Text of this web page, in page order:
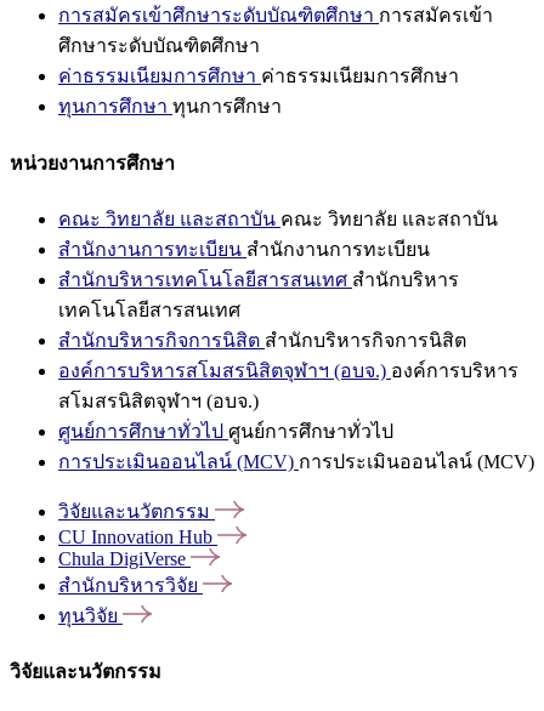
การสมัครเข้าศึกษาระดับบัณฑิตศึกษา การสมัครเข้า
ศึกษาระดับบัณฑิตศึกษา
ค่าธรรมเนียมการศึกษา ค่าธรรมเนียมการศึกษา
ทุนการศึกษา ทุนการศึกษา
หน่วยงานการศึกษา
คณะ วิทยาลัย และสถาบัน คณะ วิทยาลัย และสถาบัน
สำนักงานการทะเบียน สำนักงานการทะเบียน
สำนักบริหารเทคโนโลยีสารสนเทศ สำนักบริหาร
เทคโนโลยีสารสนเทศ
สำนักบริหารกิจการนิสิต สำนักบริหารกิจการนิสิต
องค์การบริหารสโมสรนิสิตจุฬาฯ (อบจ.) องค์การบริหาร
สโมสรนิสิตจุฬาฯ (อบจ.)
ศูนย์การศึกษาทั่วไป ศูนย์การศึกษาทั่วไป
การประเมินออนไลน์ (MCV) การประเมินออนไลน์ (MCV)
วิจัยและนวัตกรรม
CU Innovation Hub
Chula DigiVerse
สำนักบริหารวิจัย
ทุนวิจัย
วิจัยและนวัตกรรม